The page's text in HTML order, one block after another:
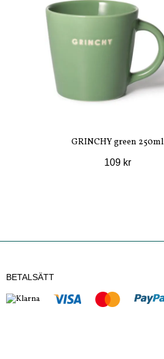
GRINCHY green 250ml
109 kr
BETALSÄTT